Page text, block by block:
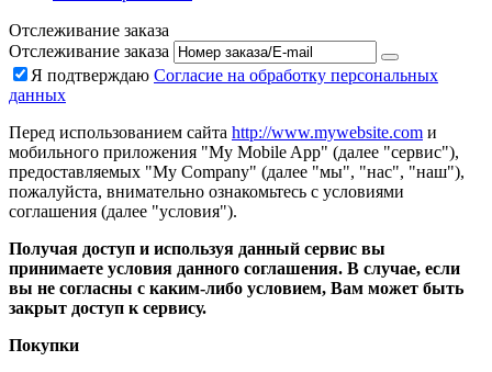
Отслеживание заказа
Отслеживание заказа
Я подтверждаю Согласие на обработку персональных
данных
Перед использованием сайта http://www.mywebsite.com и
мобильного приложения "My Mobile App" (далее "сервис"),
предоставляемых "My Company" (далее "мы", "нас", "наш"),
пожалуйста, внимательно ознакомьтесь с условиями
соглашения (далее "условия").
Получая доступ и используя данный сервис вы
принимаете условия данного соглашения. В случае, если
вы не согласны с каким-либо условием, Вам может быть
закрыт доступ к сервису.
Покупки